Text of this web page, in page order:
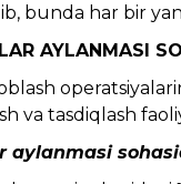
bunda har bir
AYLANMASI
va tasdiqlash
aylanmasi